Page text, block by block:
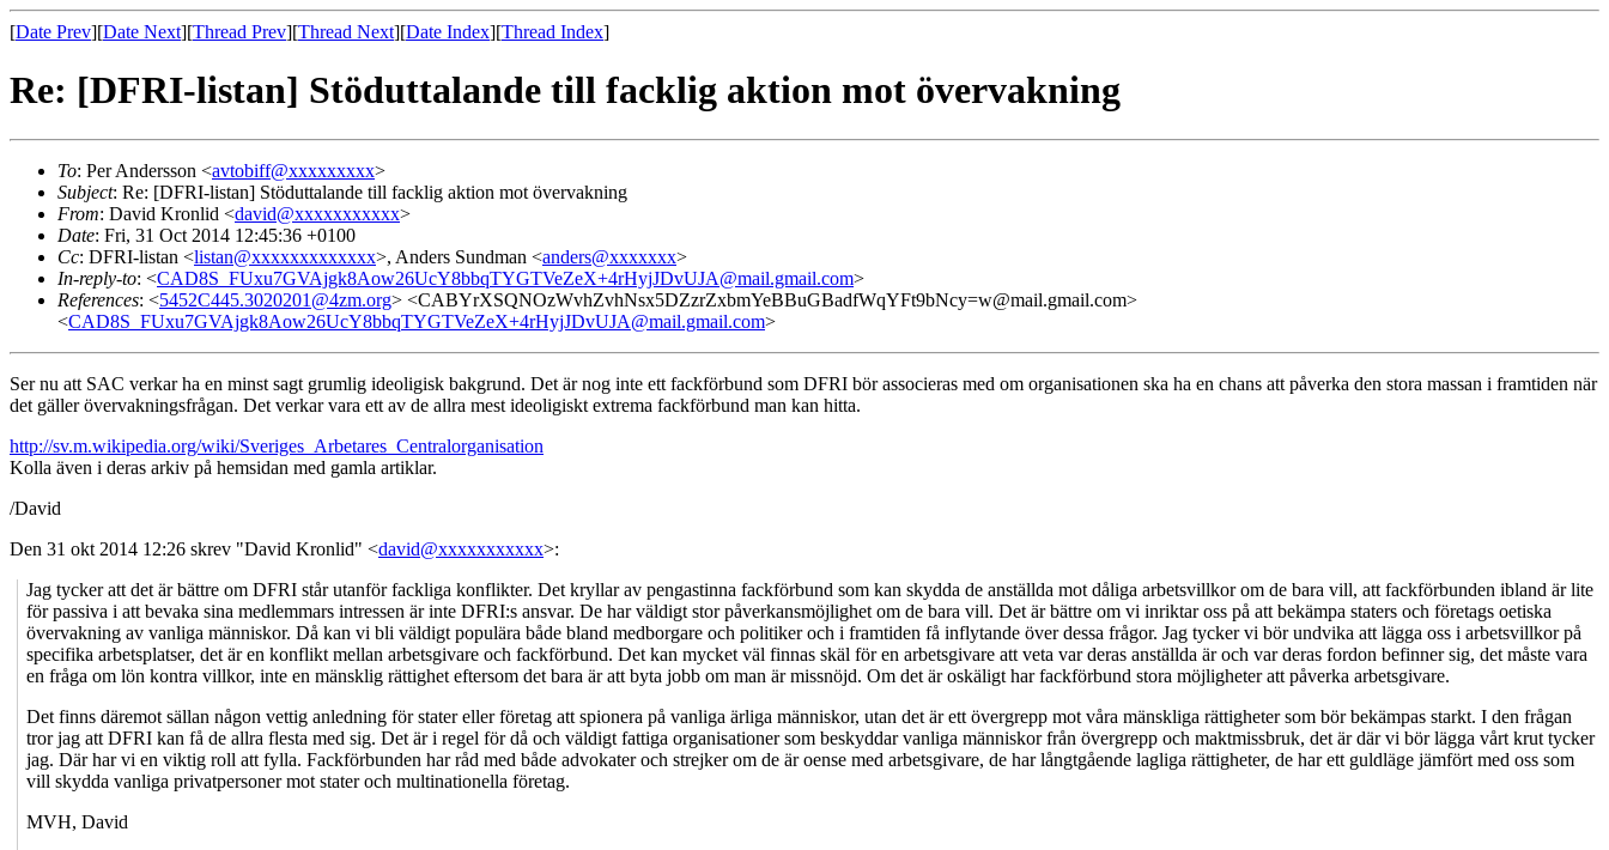
[Date Prev][Date Next][Thread Prev][Thread Next][Date Index][Thread Index]
Re: [DFRI-listan] Stöduttalande till facklig aktion mot övervakning
To: Per Andersson <avtobiff@xxxxxxxxx>
Subject: Re: [DFRI-listan] Stöduttalande till facklig aktion mot övervakning
From: David Kronlid <david@xxxxxxxxxxx>
Date: Fri, 31 Oct 2014 12:45:36 +0100
Cc: DFRI-listan <listan@xxxxxxxxxxxxx>, Anders Sundman <anders@xxxxxxx>
In-reply-to: <CAD8S_FUxu7GVAjgk8Aow26UcY8bbqTYGTVeZeX+4rHyjJDvUJA@mail.gmail.com>
References: <5452C445.3020201@4zm.org> <CABYrXSQNOzWvhZvhNsx5DZzrZxbmYeBBuGBadfWqYFt9bNcy=w@mail.gmail.com>
<CAD8S_FUxu7GVAjgk8Aow26UcY8bbqTYGTVeZeX+4rHyjJDvUJA@mail.gmail.com>
Ser nu att SAC verkar ha en minst sagt grumlig ideoligisk bakgrund. Det är nog inte ett fackförbund som DFRI bör associeras med om organisationen ska ha en chans att påverka den stora massan i framtiden när
det gäller övervakningsfrågan. Det verkar vara ett av de allra mest ideoligiskt extrema fackförbund man kan hitta.
http://sv.m.wikipedia.org/wiki/Sveriges_Arbetares_Centralorganisation
Kolla även i deras arkiv på hemsidan med gamla artiklar.
/David
Den 31 okt 2014 12:26 skrev "David Kronlid" <david@xxxxxxxxxxx>:
Jag tycker att det är bättre om DFRI står utanför fackliga konflikter. Det kryllar av pengastinna fackförbund som kan skydda de anställda mot dåliga arbetsvillkor om de bara vill, att fackförbunden ibland är lite
för passiva i att bevaka sina medlemmars intressen är inte DFRI:s ansvar. De har väldigt stor påverkansmöjlighet om de bara vill. Det är bättre om vi inriktar oss på att bekämpa staters och företags oetiska
övervakning av vanliga människor. Då kan vi bli väldigt populära både bland medborgare och politiker och i framtiden få inflytande över dessa frågor. Jag tycker vi bör undvika att lägga oss i arbetsvillkor på
specifika arbetsplatser, det är en konflikt mellan arbetsgivare och fackförbund. Det kan mycket väl finnas skäl för en arbetsgivare att veta var deras anställda är och var deras fordon befinner sig, det måste vara
en fråga om lön kontra villkor, inte en mänsklig rättighet eftersom det bara är att byta jobb om man är missnöjd. Om det är oskäligt har fackförbund stora möjligheter att påverka arbetsgivare.
Det finns däremot sällan någon vettig anledning för stater eller företag att spionera på vanliga ärliga människor, utan det är ett övergrepp mot våra mänskliga rättigheter som bör bekämpas starkt. I den frågan
tror jag att DFRI kan få de allra flesta med sig. Det är i regel för då och väldigt fattiga organisationer som beskyddar vanliga människor från övergrepp och maktmissbruk, det är där vi bör lägga vårt krut tycker
jag. Där har vi en viktig roll att fylla. Fackförbunden har råd med både advokater och strejker om de är oense med arbetsgivare, de har långtgående lagliga rättigheter, de har ett guldläge jämfört med oss som
vill skydda vanliga privatpersoner mot stater och multinationella företag.
MVH, David